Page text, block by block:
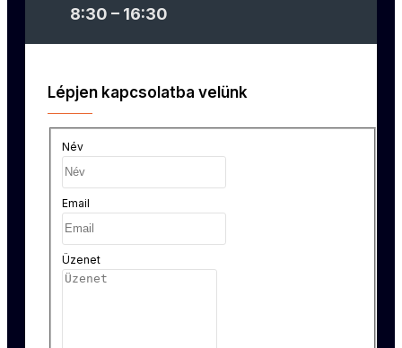
8:30 – 16:30
Lépjen kapcsolatba velünk
Név
Email
Üzenet